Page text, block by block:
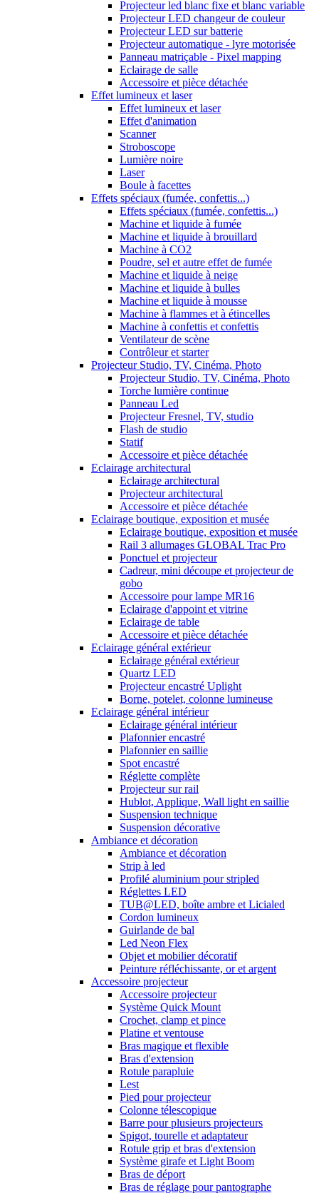
Projecteur led blanc fixe et blanc variable
Projecteur LED changeur de couleur
Projecteur LED sur batterie
Projecteur automatique - lyre motorisée
Panneau matriçable - Pixel mapping
Eclairage de salle
Accessoire et pièce détachée
Effet lumineux et laser
Effet lumineux et laser
Effet d'animation
Scanner
Stroboscope
Lumière noire
Laser
Boule à facettes
Effets spéciaux (fumée, confettis...)
Effets spéciaux (fumée, confettis...)
Machine et liquide à fumée
Machine et liquide à brouillard
Machine à CO2
Poudre, sel et autre effet de fumée
Machine et liquide à neige
Machine et liquide à bulles
Machine et liquide à mousse
Machine à flammes et à étincelles
Machine à confettis et confettis
Ventilateur de scène
Contrôleur et starter
Projecteur Studio, TV, Cinéma, Photo
Projecteur Studio, TV, Cinéma, Photo
Torche lumière continue
Panneau Led
Projecteur Fresnel, TV, studio
Flash de studio
Statif
Accessoire et pièce détachée
Eclairage architectural
Eclairage architectural
Projecteur architectural
Accessoire et pièce détachée
Eclairage boutique, exposition et musée
Eclairage boutique, exposition et musée
Rail 3 allumages GLOBAL Trac Pro
Ponctuel et projecteur
Cadreur, mini découpe et projecteur de
gobo
Accessoire pour lampe MR16
Eclairage d'appoint et vitrine
Eclairage de table
Accessoire et pièce détachée
Eclairage général extérieur
Eclairage général extérieur
Quartz LED
Projecteur encastré Uplight
Borne, potelet, colonne lumineuse
Eclairage général intérieur
Eclairage général intérieur
Plafonnier encastré
Plafonnier en saillie
Spot encastré
Réglette complète
Projecteur sur rail
Hublot, Applique, Wall light en saillie
Suspension technique
Suspension décorative
Ambiance et décoration
Ambiance et décoration
Strip à led
Profilé aluminium pour stripled
Réglettes LED
TUB@LED, boîte ambre et Licialed
Cordon lumineux
Guirlande de bal
Led Neon Flex
Objet et mobilier décoratif
Peinture réfléchissante, or et argent
Accessoire projecteur
Accessoire projecteur
Système Quick Mount
Crochet, clamp et pince
Platine et ventouse
Bras magique et flexible
Bras d'extension
Rotule parapluie
Lest
Pied pour projecteur
Colonne télescopique
Barre pour plusieurs projecteurs
Spigot, tourelle et adaptateur
Rotule grip et bras d'extension
Système girafe et Light Boom
Bras de déport
Bras de réglage pour pantographe